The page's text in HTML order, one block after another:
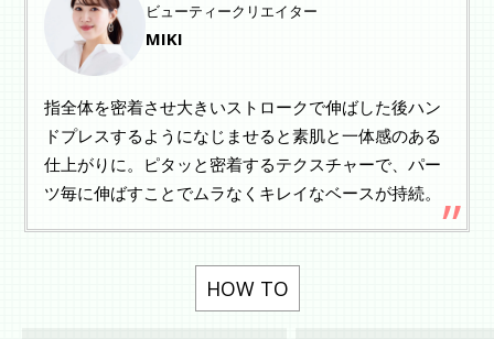
ビューティークリエイター
MIKI
指全体を密着させ大きいストロークで伸ばした後ハン
ドプレスするようになじませると素肌と一体感のある
仕上がりに。ピタッと密着するテクスチャーで、パー
ツ毎に伸ばすことでムラなくキレイなベースが持続。
HOW TO